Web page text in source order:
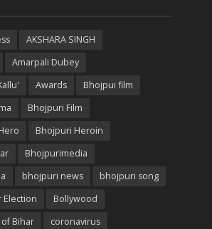
AKSHARA SINGH
Amarpali Dubey
Awards
Bhojpui film
Bhojpuri Film
Bhojpuri Heroin
Bhojpurimedia
bhojpuri news
bhojpuri song
Election
Bollywood
Bihar
coronavirus